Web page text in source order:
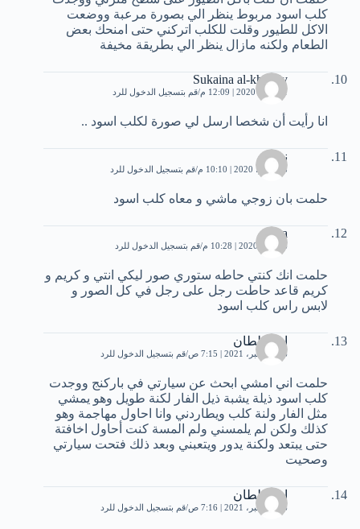
كلب اسود مربوط ينظر الي بصورة مرعبة ووضعت
الاكل للطيور وقلت للكلب اتركني حتى امنحك بعض
الطعام ولكنه مازال ينظر الي بطريقة مخيفة
Sukaina al-khalidy
11 مايو، 2020 | 12:09 م قم بتسجيل الدخول للرد
انا رأيت أن شخصا ارسل لي صورة لكلب اسود ..
نور
18 يونيو، 2020 | 10:10 م قم بتسجيل الدخول للرد
حلمت بان زوجي ماشي و معاه كلب اسود
Israa
6 يوليو، 2020 | 10:28 م قم بتسجيل الدخول للرد
حلمت انك كنتي حاطه ستوري صور ليكي انتي و كريم و
كريم قاعد حاطت رجل على رجل في كل الصور و
لابس راس كلب اسود
ابو سلطان
16 ديسمبر، 2021 | 7:15 ص قم بتسجيل الدخول للرد
حلمت اني امشي ابحث عن سيارتي في باركنج ووجدت
كلب اسود ذيلة يشبة ذيل الفار لكنة طويل وهو يمشي
مثل الفار ولنة كلب ويطاردني وانا احاول مهاجمة وهو
كذلك ولكن لم يلمسني ولم المسة كنت أحاول اخافتة
حتى يبتعد ولكنة يدور ويتعبني وبعد ذلك فتحت سيارتي
وصحيت
ابو سلطان
16 ديسمبر، 2021 | 7:16 ص قم بتسجيل الدخول للرد